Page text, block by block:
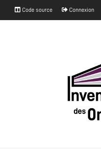
Code source Connexion